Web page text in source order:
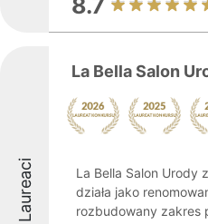
8.7
Laureaci
La Bella Salon
La Bella Salon Urody
działa jako
rozbudowany zakres